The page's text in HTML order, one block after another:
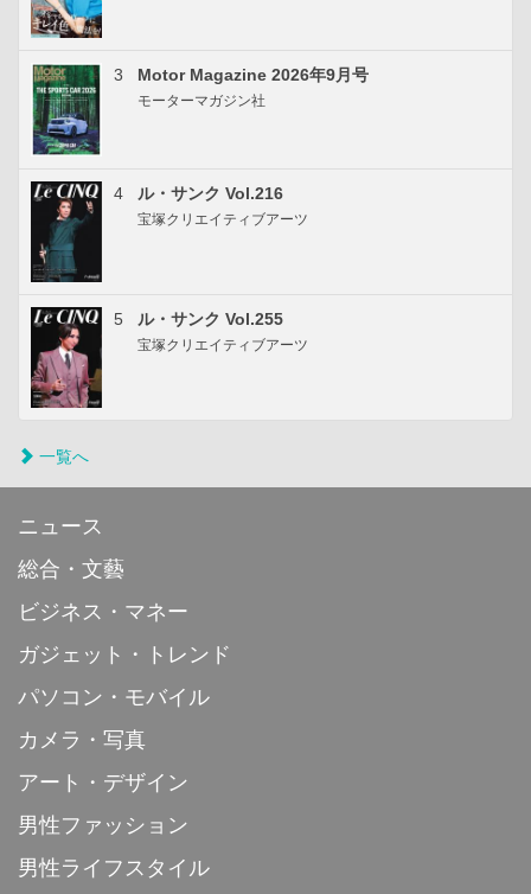
3 Motor Magazine 2026年9月号
モーターマガジン社
4 ル・サンク Vol.216
宝塚クリエイティブアーツ
5 ル・サンク Vol.255
宝塚クリエイティブアーツ
一覧へ
ニュース
総合・文藝
ビジネス・マネー
ガジェット・トレンド
パソコン・モバイル
カメラ・写真
アート・デザイン
男性ファッション
男性ライフスタイル